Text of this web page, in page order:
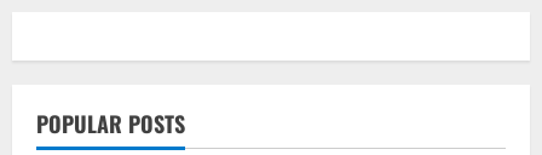
POPULAR POSTS